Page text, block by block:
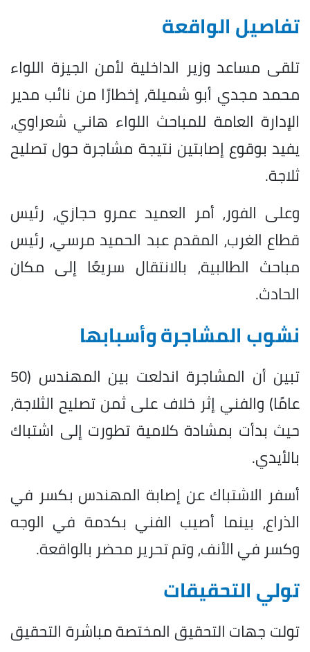
تفاصيل الواقعة
تلقى مساعد وزير الداخلية لأمن الجيزة اللواء
محمد مجدي أبو شميلة، إخطارًا من نائب مدير
الإدارة العامة للمباحث اللواء هاني شعراوي،
يفيد بوقوع إصابتين نتيجة مشاجرة حول تصليح
ثلاجة.
وعلى الفور، أمر العميد عمرو حجازي، رئيس
قطاع الغرب، المقدم عبد الحميد مرسي، رئيس
مباحث الطالبية، بالانتقال سريعًا إلى مكان
الحادث.
نشوب المشاجرة وأسبابها
تبين أن المشاجرة اندلعت بين المهندس (50
عامًا) والفني إثر خلاف على ثمن تصليح الثلاجة،
حيث بدأت بمشادة كلامية تطورت إلى اشتباك
بالأيدي.
أسفر الاشتباك عن إصابة المهندس بكسر في
الذراع، بينما أصيب الفني بكدمة في الوجه
وكسر في الأنف، وتم تحرير محضر بالواقعة.
تولي التحقيقات
تولت جهات التحقيق المختصة مباشرة التحقيق